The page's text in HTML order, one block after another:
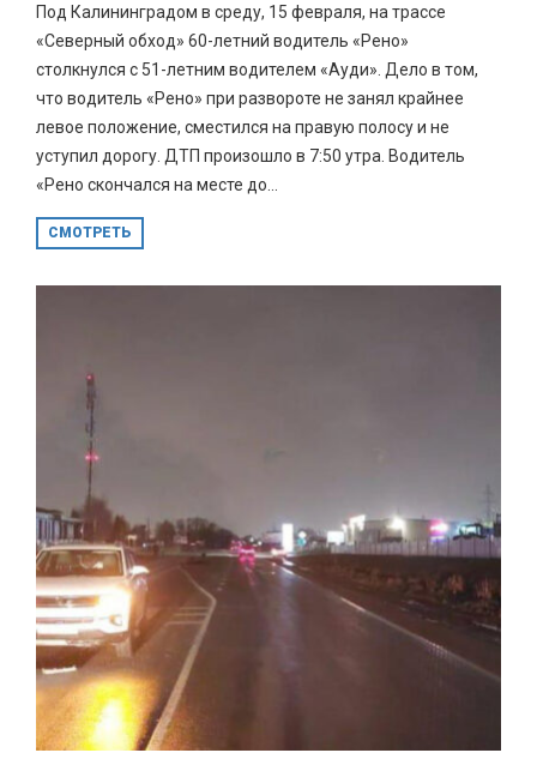
Под Калининградом в среду, 15 февраля, на трассе
«Северный обход» 60-летний водитель «Рено»
столкнулся с 51-летним водителем «Ауди». Дело в том,
что водитель «Рено» при развороте не занял крайнее
левое положение, сместился на правую полосу и не
уступил дорогу. ДТП произошло в 7:50 утра. Водитель
«Рено скончался на месте до...
СМОТРЕТЬ